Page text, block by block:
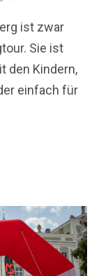
ist zwar
Sie ist
den Kindern,
einfach für